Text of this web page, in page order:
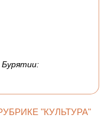
Бурятии:
"КУЛЬТУРА"